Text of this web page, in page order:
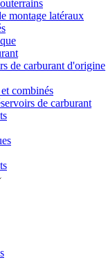
montage latéraux
de carburant d'origine
combinés
de carburant